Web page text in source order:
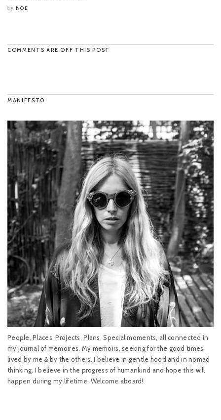
by NOE
COMMENTS ARE OFF THIS POST
MANIFESTO
People, Places, Projects, Plans, Special moments, all connected in
my journal of memoires. My memoirs, seeking for the good times
lived by me & by the others. I believe in gentle hood and in nomad
thinking. I believe in the progress of humankind and hope this will
happen during my lifetime. Welcome aboard!